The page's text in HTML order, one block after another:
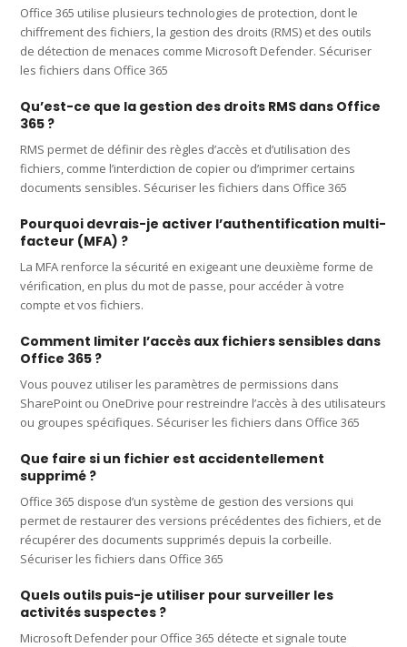
Office 365 utilise plusieurs technologies de protection, dont le
chiffrement des fichiers, la gestion des droits (RMS) et des outils
de détection de menaces comme Microsoft Defender. Sécuriser
les fichiers dans Office 365
Qu’est-ce que la gestion des droits RMS dans Office
365 ?
RMS permet de définir des règles d’accès et d’utilisation des
fichiers, comme l’interdiction de copier ou d’imprimer certains
documents sensibles. Sécuriser les fichiers dans Office 365
Pourquoi devrais-je activer l’authentification multi-
facteur (MFA) ?
La MFA renforce la sécurité en exigeant une deuxième forme de
vérification, en plus du mot de passe, pour accéder à votre
compte et vos fichiers.
Comment limiter l’accès aux fichiers sensibles dans
Office 365 ?
Vous pouvez utiliser les paramètres de permissions dans
SharePoint ou OneDrive pour restreindre l’accès à des utilisateurs
ou groupes spécifiques. Sécuriser les fichiers dans Office 365
Que faire si un fichier est accidentellement
supprimé ?
Office 365 dispose d’un système de gestion des versions qui
permet de restaurer des versions précédentes des fichiers, et de
récupérer des documents supprimés depuis la corbeille.
Sécuriser les fichiers dans Office 365
Quels outils puis-je utiliser pour surveiller les
activités suspectes ?
Microsoft Defender pour Office 365 détecte et signale toute